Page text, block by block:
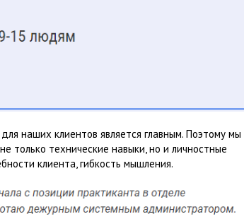
наших клиентов является главным. Поэтому мы
только технические навыки, но и личностные
клиента, гибкость мышления.